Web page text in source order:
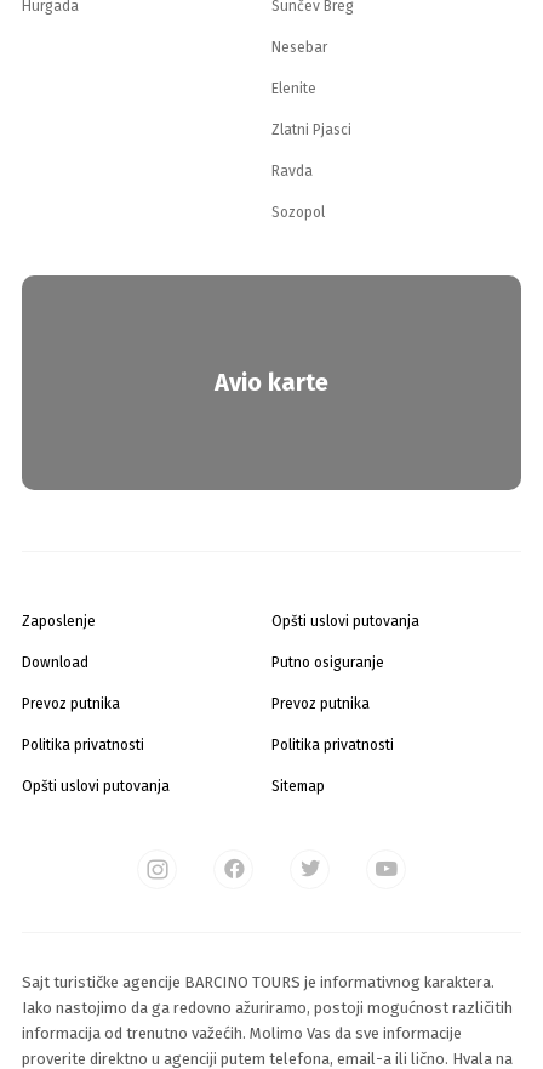
Hurgada Sunčev Breg
Nesebar
Elenite
Zlatni Pjasci
Ravda
Sozopol
Avio karte
Zaposlenje
Download
Prevoz putnika
Politika privatnosti
Opšti uslovi putovanja
Opšti uslovi putovanja
Putno osiguranje
Prevoz putnika
Politika privatnosti
Sitemap
Sajt turističke agencije BARCINO TOURS je informativnog karaktera.
Iako nastojimo da ga redovno ažuriramo, postoji mogućnost različitih
informacija od trenutno važećih. Molimo Vas da sve informacije
proverite direktno u agenciji putem telefona, email-a ili lično. Hvala na